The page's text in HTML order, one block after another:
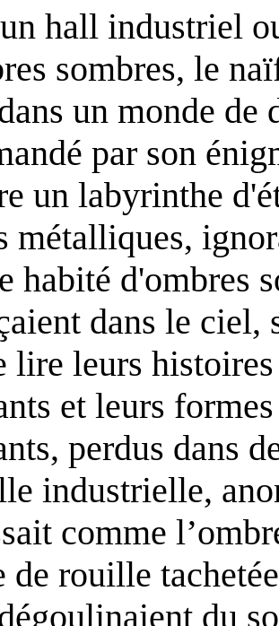
hall industriel
sombres, le
un monde de
par son
un labyrinthe
métalliques,
habité d'ombres
dans le ciel,
lire leurs
et leurs
perdus dans
industrielle,
comme
de rouille
du